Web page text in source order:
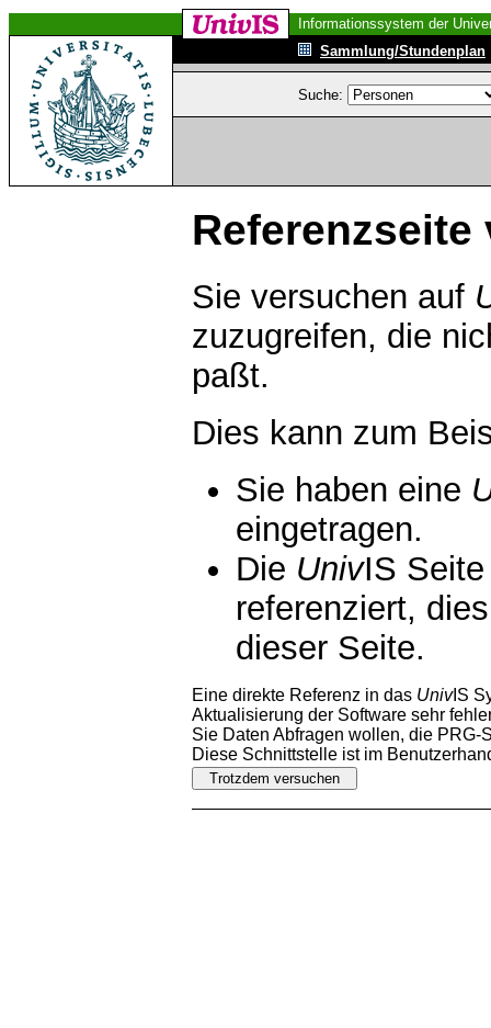
Informationssystem der
Sammlung/Stundenplan
Suche:
Referenzseite
Sie versuchen auf
zuzugreifen, die
paßt.
Dies kann zum
Sie haben eine
eingetragen.
Die UnivIS
referenziert,
dieser Seite.
Eine direkte Referenz in das UnivIS
Aktualisierung der Software sehr
Sie Daten Abfragen wollen, die PRG-
Diese Schnittstelle ist im